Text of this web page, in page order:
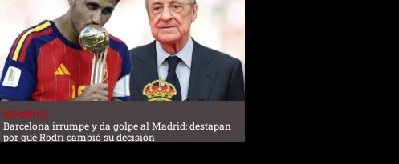
DEPORTES
Barcelona irrumpe y da golpe al Madrid: destapan
por qué Rodri cambió su decisión